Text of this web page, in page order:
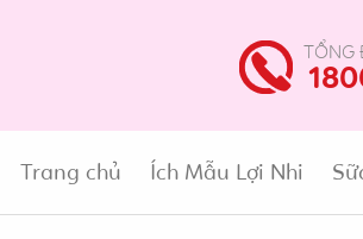
TỔNG
Trang chủ Ích Mẫu Lợi Nhi